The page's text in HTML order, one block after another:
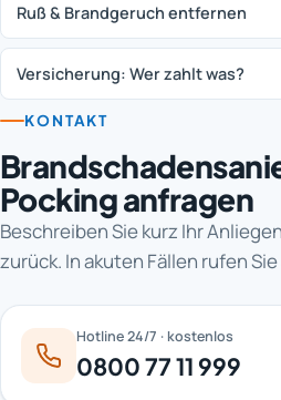
Ruß & Brandgeruch entfernen
Versicherung: Wer zahlt was?
KONTAKT
Pocking anfragen
Beschreiben Sie kurz Ihr
zurück. In akuten Fällen rufen
Hotline 24/7 · kostenlos
0800 77 11 999